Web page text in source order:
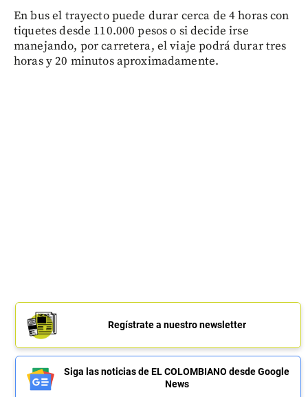
En bus el trayecto puede durar cerca de 4 horas con
tiquetes desde 110.000 pesos o si decide irse
manejando, por carretera, el viaje podrá durar tres
horas y 20 minutos aproximadamente.
Regístrate a nuestro newsletter
Siga las noticias de EL COLOMBIANO desde Google
News